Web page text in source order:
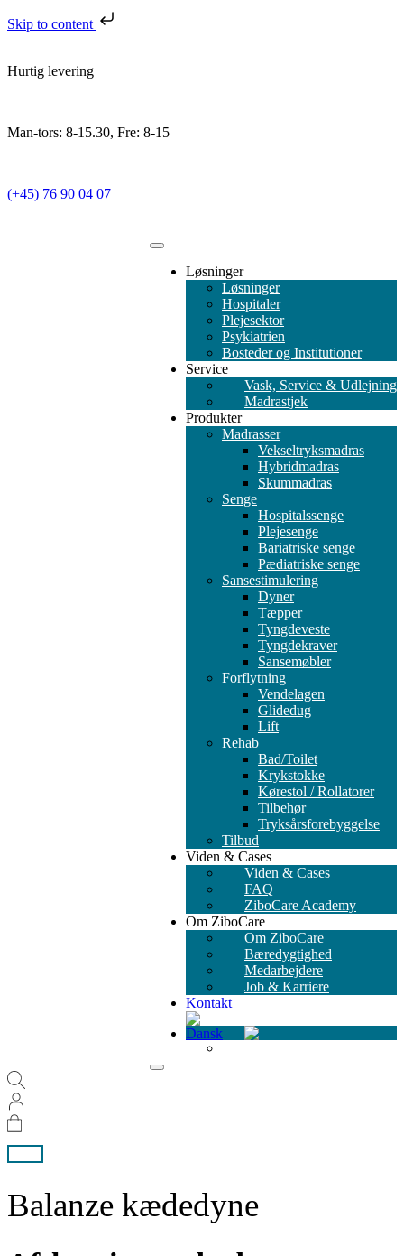
Skip to content
Hurtig levering
Man-tors: 8-15.30, Fre: 8-15
(+45) 76 90 04 07
Løsninger
Løsninger
Hospitaler
Plejesektor
Psykiatrien
Bosteder og Institutioner
Service
Vask, Service & Udlejning
Madrastjek
Produkter
Madrasser
Vekseltryksmadras
Hybridmadras
Skummadras
Senge
Hospitalssenge
Plejesenge
Bariatriske senge
Pædiatriske senge
Sansestimulering
Dyner
Tæpper
Tyngdeveste
Tyngdekraver
Sansemøbler
Forflytning
Vendelagen
Glidedug
Lift
Rehab
Bad/Toilet
Krykstokke
Kørestol / Rollatorer
Tilbehør
Tryksårsforebyggelse
Tilbud
Viden & Cases
Viden & Cases
FAQ
ZiboCare Academy
Om ZiboCare
Om ZiboCare
Bæredygtighed
Medarbejdere
Job & Karriere
Kontakt
Balanze kædedyne